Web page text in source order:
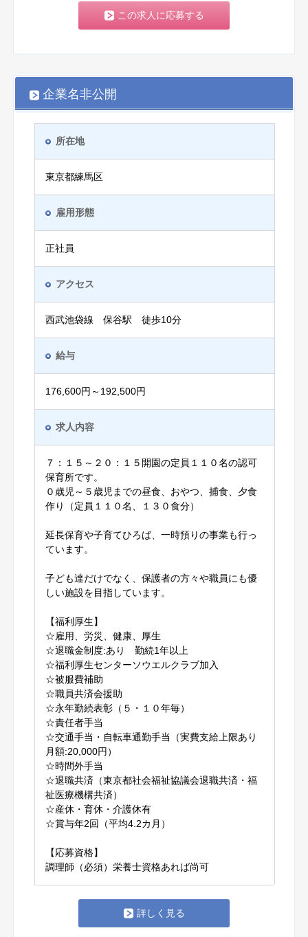
この求人に応募する
企業名非公開
所在地
東京都練馬区
雇用形態
正社員
アクセス
西武池袋線 保谷駅 徒歩10分
給与
176,600円～192,500円
求人内容
７：１５～２０：１５開園の定員１１０名の認可
保育所です。
０歳児～５歳児までの昼食、おやつ、捕食、夕食
作り（定員１１０名、１３０食分）
延長保育や子育てひろば、一時預りの事業も行っ
ています。
子ども達だけでなく、保護者の方々や職員にも優
しい施設を目指しています。
【福利厚生】
☆雇用、労災、健康、厚生
☆退職金制度:あり 勤続1年以上
☆福利厚生センターソウエルクラブ加入
☆被服費補助
☆職員共済会援助
☆永年勤続表彰（５・１０年毎）
☆責任者手当
☆交通手当・自転車通勤手当（実費支給上限あり
月額:20,000円）
☆時間外手当
☆退職共済（東京都社会福祉協議会退職共済・福
祉医療機構共済）
☆産休・育休・介護休有
☆賞与年2回（平均4.2カ月）
【応募資格】
調理師（必須）栄養士資格あれば尚可
詳しく見る